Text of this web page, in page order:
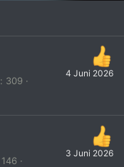
4 Juni 2026
309
3 Juni 2026
146